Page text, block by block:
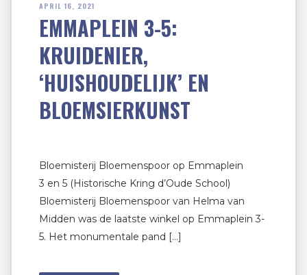
APRIL 16, 2021
EMMAPLEIN 3-5:
KRUIDENIER,
‘HUISHOUDELIJK’ EN
BLOEMSIERKUNST
Bloemisterij Bloemenspoor op Emmaplein
3 en 5 (Historische Kring d’Oude School)
Bloemisterij Bloemenspoor van Helma van
Midden was de laatste winkel op Emmaplein 3-
5. Het monumentale pand […]